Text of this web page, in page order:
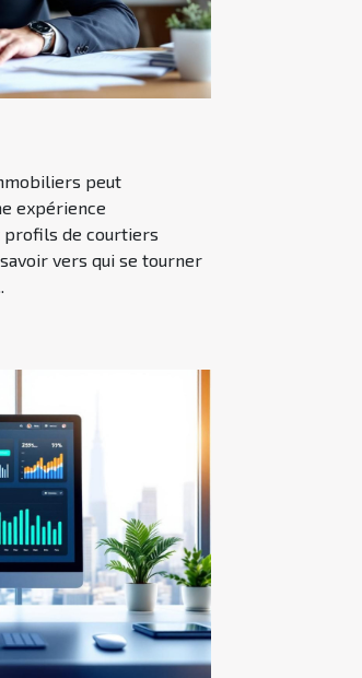
peut
expérience
de courtiers
vers qui se tourner